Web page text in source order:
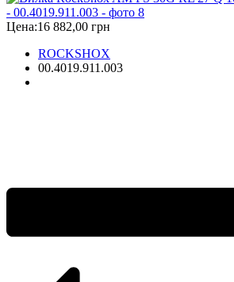
Цена:16 882,00 грн
ROCKSHOX
00.4019.911.003